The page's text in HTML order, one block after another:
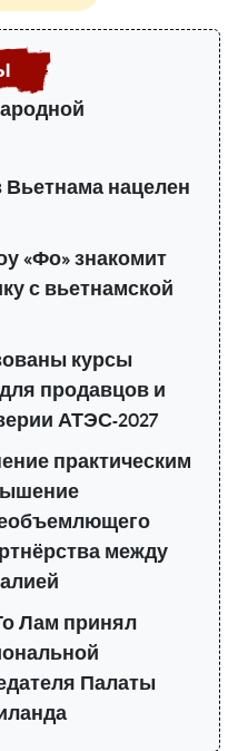
Вьетнама нацелен
«Фо» знакомит
с вьетнамской
курсы
продавцов и
АТЭС-2027
практическим
между
Лам принял
Палаты